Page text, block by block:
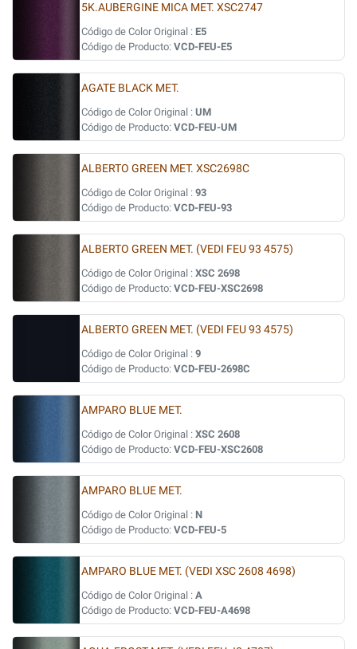
5K.AUBERGINE MICA MET. XSC2747
Código de Color Original : E5
Código de Producto: VCD-FEU-E5
AGATE BLACK MET.
Código de Color Original : UM
Código de Producto: VCD-FEU-UM
ALBERTO GREEN MET. XSC2698C
Código de Color Original : 93
Código de Producto: VCD-FEU-93
ALBERTO GREEN MET. (VEDI FEU 93 4575)
Código de Color Original : XSC 2698
Código de Producto: VCD-FEU-XSC2698
ALBERTO GREEN MET. (VEDI FEU 93 4575)
Código de Color Original : 9
Código de Producto: VCD-FEU-2698C
AMPARO BLUE MET.
Código de Color Original : XSC 2608
Código de Producto: VCD-FEU-XSC2608
AMPARO BLUE MET.
Código de Color Original : N
Código de Producto: VCD-FEU-5
AMPARO BLUE MET. (VEDI XSC 2608 4698)
Código de Color Original : A
Código de Producto: VCD-FEU-A4698